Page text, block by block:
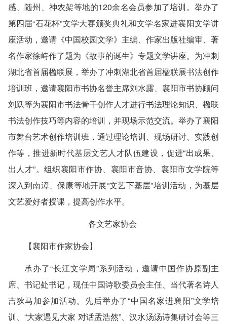
感、随州、神农架等地的120余名会员参加了培训。举办了
第四届“石花杯”文学大赛颁奖典礼和文学名家进襄阳文学讲
座活动，邀请《中国校园文学》主编、作家出版社编审、著
名作家徐峙作了题为《故事的诞生》专题文学讲座。为冲刺
湖北省首届楹联展，举办了冲刺湖北省首届楹联展书法创作
培训班，邀请襄阳市书协名誉主席刘水露、襄阳市书协顾问
刘跃等为襄阳市书法骨干创作人才进行书法理论知识、楹联
书法创作技巧等内容的培训，并现场示范交流。举办了襄阳
市舞台艺术创作培训班，通过理论培训、现场研讨、实践创
作等，推进新时代基层文艺人才队伍建设，促进“出成果、
出人才”。组织襄阳市作协、襄阳市音协、襄阳市文学院等
深入到南漳、保康等地开展“文艺下基层”培训活动，为基层
文艺爱好者授课，提高创作水平。
各文艺家协会
【襄阳市作家协会】
承办了“长江文学周”系列活动，邀请中国作协原副主
席、书记处书记，现任中国诗歌委员会主任、当代著名诗人
吉狄马加参加活动。先后举办了“中国名家进襄阳”文学培
训、“大家遇见大家 对话孟浩然”、汉水汤汤诗集研讨会等三